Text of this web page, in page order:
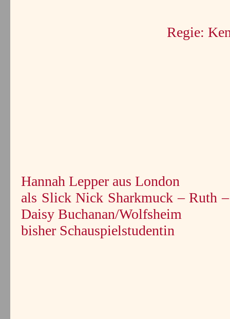
Regie:
Hannah Lepper aus London
als Slick Nick Sharkmuck – Ruth –
Daisy Buchanan/Wolfsheim
bisher Schauspielstudentin